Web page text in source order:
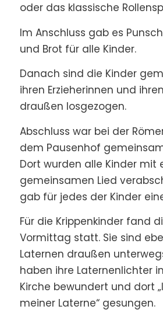
oder das klassische
Im Anschluss gab es
und Brot für alle Kinder.
Danach sind die Kinder
ihren Erzieherinnen und
draußen losgezogen.
Abschluss war bei der
dem Pausenhof
Dort wurden alle Kinder mit
gemeinsamen Lied
gab für jedes der Kinder
Für die Krippenkinder fand
Vormittag statt. Sie sind
Laternen draußen
haben ihre Laternenlichter
Kirche bewundert und dort
meiner Laterne“ gesungen.